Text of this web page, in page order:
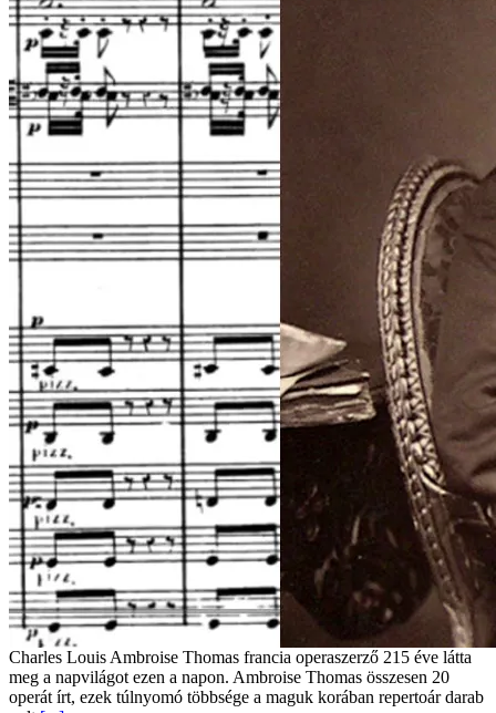
Charles Louis Ambroise Thomas francia operaszerző 215 éve látta
meg a napvilágot ezen a napon. Ambroise Thomas összesen 20
operát írt, ezek túlnyomó többsége a maguk korában repertoár darab